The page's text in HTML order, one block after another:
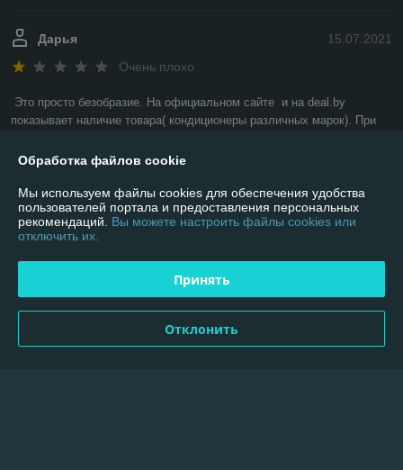
15.07.2021
Дарья
Очень плохо
Это просто безобразие. На официальном сайте  и на deal.by
показывает наличие товара( кондиционеры различных марок). При
хотя есть в наличии!!!! Делаем вывод, делается всё для того, чтобы
Перестаньте обманывать людей!
Сделка подтверждена через корзину
Обработка файлов cookie
Мы используем файлы cookies для обеспечения удобства
пользователей портала и предоставления персональных
рекомендаций. Вы можете настроить файлы cookies или
отключить их.
Принять
Отклонить